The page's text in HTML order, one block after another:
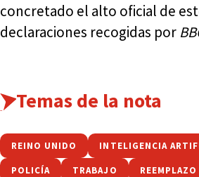
concretado el alto oficial de
declaraciones recogidas por
Temas de la nota
REINO UNIDO INTELIGENCIA
POLICÍA TRABAJO REEMPLAZO